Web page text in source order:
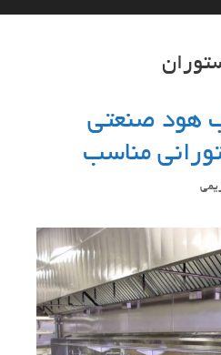
هود صنعتی
مناسب